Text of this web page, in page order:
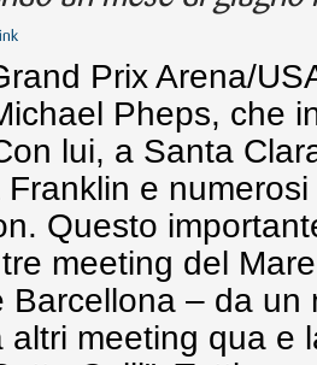
Prix Arena/
Pheps, che
lui, a Santa
e
Questo
meeting del
Barcellona – da un
altri meeting qua e